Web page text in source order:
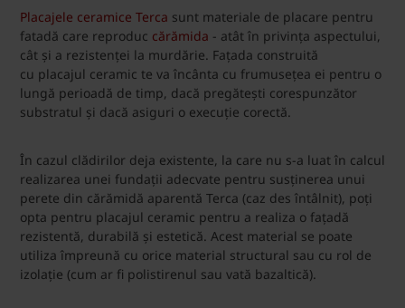
Placajele ceramice Terca sunt materiale de placare pentru
fatadă care reproduc cărămida - atât în privința aspectului,
cât și a rezistenței la murdărie. Fațada construită
cu placajul ceramic te va încânta cu frumusețea ei pentru o
lungă perioadă de timp, dacă pregătești corespunzător
substratul și dacă asiguri o execuție corectă.
În cazul clădirilor deja existente, la care nu s-a luat în calcul
realizarea unei fundații adecvate pentru susținerea unui
perete din cărămidă aparentă Terca (caz des întâlnit), poți
opta pentru placajul ceramic pentru a realiza o fațadă
rezistentă, durabilă și estetică. Acest material se poate
utiliza împreună cu orice material structural sau cu rol de
izolație (cum ar fi polistirenul sau vată bazaltică).